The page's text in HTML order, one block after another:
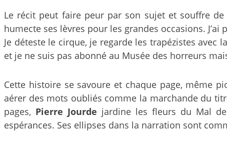
Le récit peut faire peur par son sujet et souffre
humecte ses lèvres pour les grandes occasions.
Je déteste le cirque, je regarde les trapézistes
et je ne suis pas abonné au Musée des horreurs
Cette histoire se savoure et chaque page, même
aérer des mots oubliés comme la marchande du
pages, Pierre Jourde jardine les fleurs du Mal de
espérances. Ses ellipses dans la narration sont